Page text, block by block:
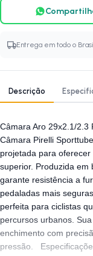
Entrega em todo o Brasil
Descrição
Câmara Aro 29x2.1/2.3
Câmara Pirelli
projetada para
superior. Produzida em
garante resistência a
pedaladas mais
perfeita para ciclistas
percursos urbanos.
enchimento com
pressão.